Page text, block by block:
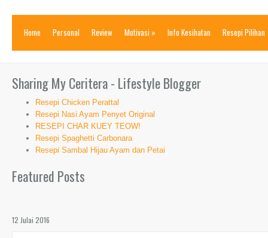
Home Personal Review Motivasi » Info Kesihatan Resepi Pilihan
Sharing My Ceritera - Lifestyle Blogger
Resepi Chicken Perattal
Resepi Nasi Ayam Penyet Original
RESEPI CHAR KUEY TEOW!
Resepi Spaghetti Carbonara
Resepi Sambal Hijau Ayam dan Petai
Featured Posts
12 Julai 2016